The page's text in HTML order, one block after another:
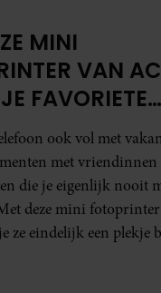
MINI
VAN
FAVORIETE
BINNEN ÉÉN
ook vol met
met vriendinnen
die je eigenlijk nooit
deze mini
ze eindelijk een plekje